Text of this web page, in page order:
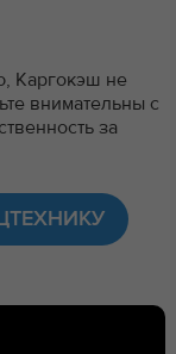
Каргокэш не
внимательны с
за